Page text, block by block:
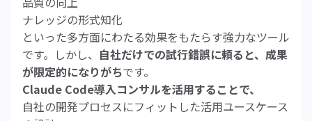
ナレッジの形式知化
といった多方面にわたる効果をもたらす強力なツール
です。しかし、 自社だけでの試行錯誤に頼ると、成果
が限定的になりがちです。
Claude Code導入コンサルを活用することで、
自社の開発プロセスにフィットした活用ユースケース